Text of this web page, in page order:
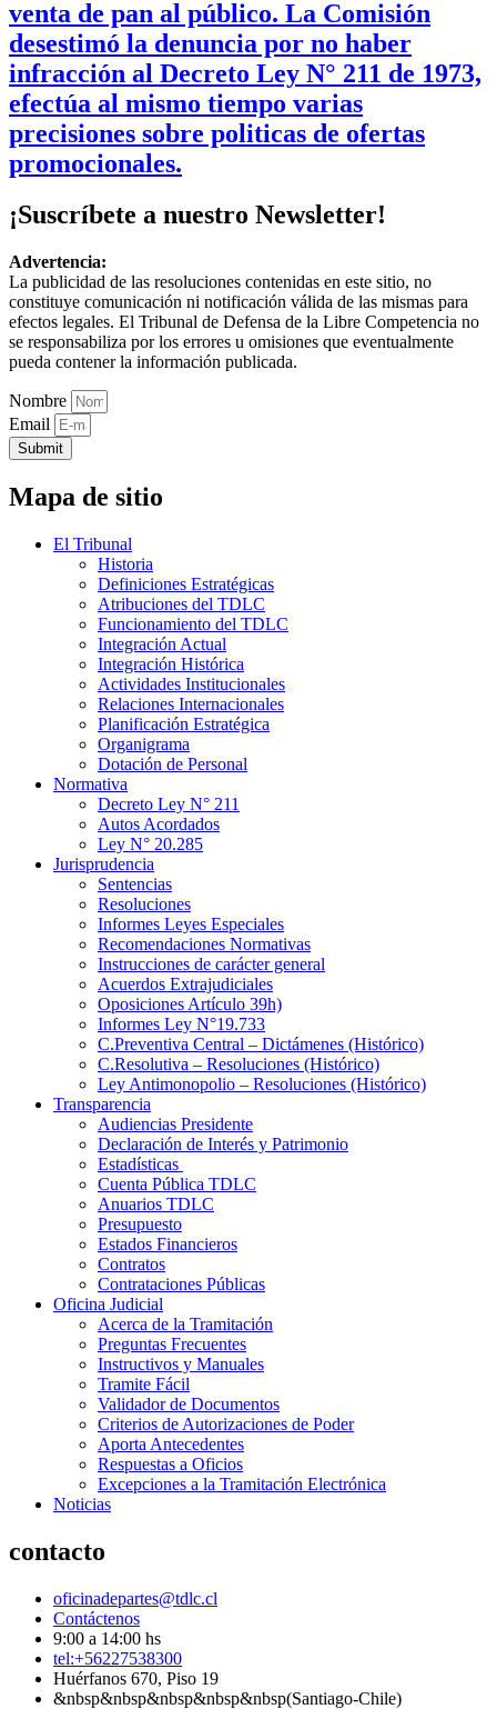
venta de pan al público. La Comisión
desestimó la denuncia por no haber
infracción al Decreto Ley N° 211 de 1973,
efectúa al mismo tiempo varias
precisiones sobre politicas de ofertas
promocionales.
¡Suscríbete a nuestro Newsletter!
Advertencia:
La publicidad de las resoluciones contenidas en este sitio, no
constituye comunicación ni notificación válida de las mismas para
efectos legales. El Tribunal de Defensa de la Libre Competencia no
se responsabiliza por los errores u omisiones que eventualmente
pueda contener la información publicada.
Nombre
Email
Submit
Mapa de sitio
El Tribunal
Historia
Definiciones Estratégicas
Atribuciones del TDLC
Funcionamiento del TDLC
Integración Actual
Integración Histórica
Actividades Institucionales
Relaciones Internacionales
Planificación Estratégica
Organigrama
Dotación de Personal
Normativa
Decreto Ley N° 211
Autos Acordados
Ley N° 20.285
Jurisprudencia
Sentencias
Resoluciones
Informes Leyes Especiales
Recomendaciones Normativas
Instrucciones de carácter general
Acuerdos Extrajudiciales
Oposiciones Artículo 39h)
Informes Ley N°19.733
C.Preventiva Central – Dictámenes (Histórico)
C.Resolutiva – Resoluciones (Histórico)
Ley Antimonopolio – Resoluciones (Histórico)
Transparencia
Audiencias Presidente
Declaración de Interés y Patrimonio
Estadísticas
Cuenta Pública TDLC
Anuarios TDLC
Presupuesto
Estados Financieros
Contratos
Contrataciones Públicas
Oficina Judicial
Acerca de la Tramitación
Preguntas Frecuentes
Instructivos y Manuales
Tramite Fácil
Validador de Documentos
Criterios de Autorizaciones de Poder
Aporta Antecedentes
Respuestas a Oficios
Excepciones a la Tramitación Electrónica
Noticias
contacto
oficinadepartes@tdlc.cl
Contáctenos
9:00 a 14:00 hs
tel:+56227538300
Huérfanos 670, Piso 19
&nbsp&nbsp&nbsp&nbsp&nbsp(Santiago-Chile)